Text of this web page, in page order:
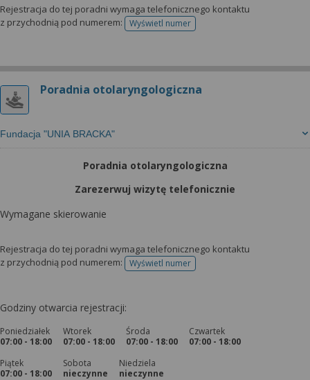
Rejestracja do tej poradni wymaga telefonicznego kontaktu
z przychodnią pod numerem:
Wyświetl numertelefonu do rejestracji
Poradnia otolaryngologiczna
Fundacja "UNIA BRACKA"
Poradnia otolaryngologiczna
Zarezerwuj wizytę telefonicznie
Wymagane skierowanie
Rejestracja do tej poradni wymaga telefonicznego kontaktu
z przychodnią pod numerem:
Wyświetl numertelefonu do rejestracji
Godziny otwarcia rejestracji:
Poniedziałek
07:00 - 18:00
Wtorek
07:00 - 18:00
Środa
07:00 - 18:00
Czwartek
07:00 - 18:00
Piątek
07:00 - 18:00
Sobota
nieczynne
Niedziela
nieczynne